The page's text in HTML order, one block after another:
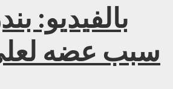
بالفيديو:
سبب عضه